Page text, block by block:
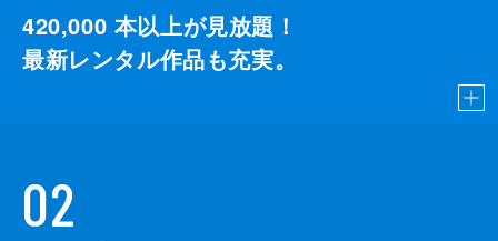
420,000 本以上が見放題！
最新レンタル作品も充実。
02